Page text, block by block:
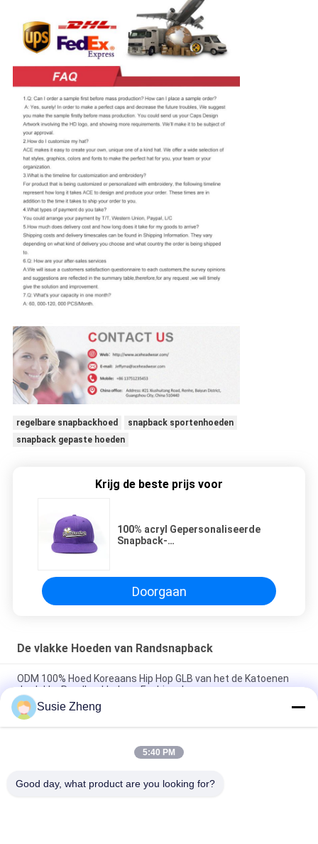
regelbare snapbackhoed
snapback sportenhoeden
snapback gepaste hoeden
Krijg de beste prijs voor
100% acryl Gepersonaliseerde
Snapback-
Doorgaan
De vlakke Hoeden van Randsnapback
ODM 100% Hoed Koreaans Hip Hop GLB van het de Katoenen
de vlakke Randhonkbal van Fashional
De katoenen Vlakke 3D Geborduurde Snapback Hoeden van Bill
Gorras voor Mensen
Customized Design black embroidery national flag special
Susie Zheng
5:40 PM
Good day, what product are you looking for?